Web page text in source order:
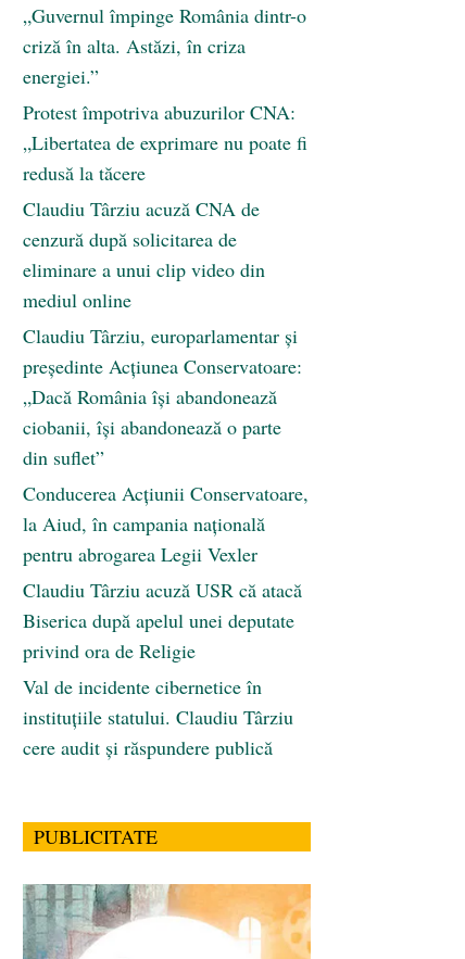
„Guvernul împinge România dintr-o
criză în alta. Astăzi, în criza
energiei.”
Protest împotriva abuzurilor CNA:
„Libertatea de exprimare nu poate fi
redusă la tăcere
Claudiu Târziu acuză CNA de
cenzură după solicitarea de
eliminare a unui clip video din
mediul online
Claudiu Târziu, europarlamentar și
președinte Acțiunea Conservatoare:
„Dacă România își abandonează
ciobanii, își abandonează o parte
din suflet”
Conducerea Acțiunii Conservatoare,
la Aiud, în campania națională
pentru abrogarea Legii Vexler
Claudiu Târziu acuză USR că atacă
Biserica după apelul unei deputate
privind ora de Religie
Val de incidente cibernetice în
instituțiile statului. Claudiu Târziu
cere audit și răspundere publică
PUBLICITATE